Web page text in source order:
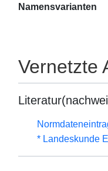
Namensvarianten
Vernetzte
* Landeskunde